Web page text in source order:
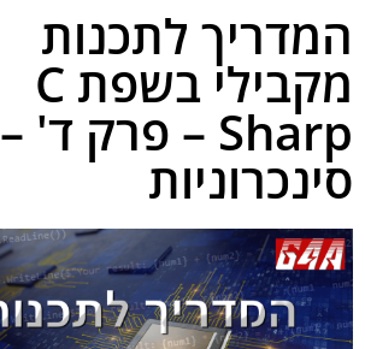
המדריך לתכנות
מקבילי בשפת C
Sharp – פרק ד' –
סינכרוניות